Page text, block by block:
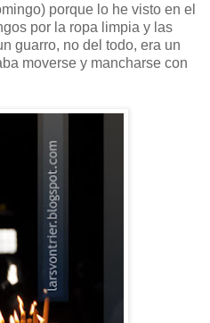
porque lo he visto en el
por la ropa limpia y las
guarro, no del todo, era un
moverse y mancharse con